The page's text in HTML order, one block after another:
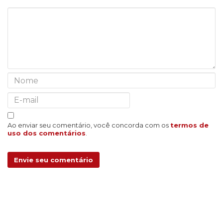
Ao enviar seu comentário, você concorda com os termos de
uso dos comentários.
Envie seu comentário